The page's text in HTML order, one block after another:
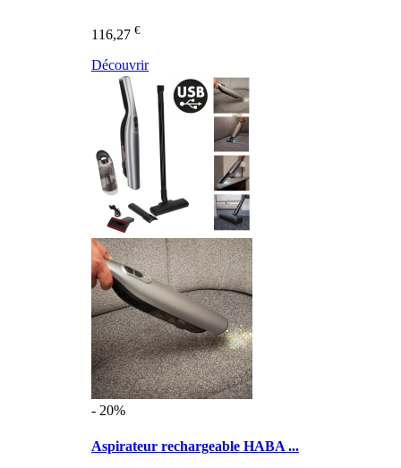
116,27 €
Découvrir
- 20%
Aspirateur rechargeable HABA ...